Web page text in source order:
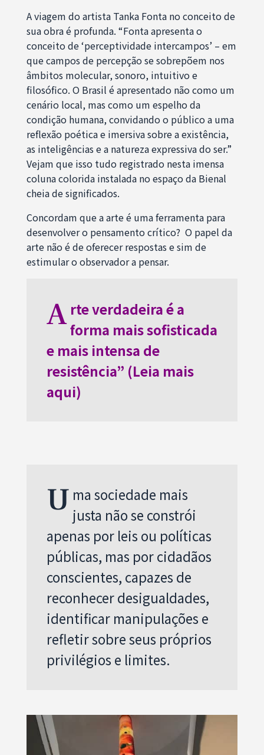
A viagem do artista Tanka Fonta no conceito de
sua obra é profunda. “Fonta apresenta o
conceito de ‘perceptividade intercampos’ – em
que campos de percepção se sobrepõem nos
âmbitos molecular, sonoro, intuitivo e
filosófico. O Brasil é apresentado não como um
cenário local, mas como um espelho da
condição humana, convidando o público a uma
reflexão poética e imersiva sobre a existência,
as inteligências e a natureza expressiva do ser.”
Vejam que isso tudo registrado nesta imensa
coluna colorida instalada no espaço da Bienal
cheia de significados.
Concordam que a arte é uma ferramenta para
desenvolver o pensamento crítico? O papel da
arte não é de oferecer respostas e sim de
estimular o observador a pensar.
A rte verdadeira é a
forma mais sofisticada
e mais intensa de
resistência” (Leia mais
aqui)
U ma sociedade mais
justa não se constrói
apenas por leis ou políticas
públicas, mas por cidadãos
conscientes, capazes de
reconhecer desigualdades,
identificar manipulações e
refletir sobre seus próprios
privilégios e limites.